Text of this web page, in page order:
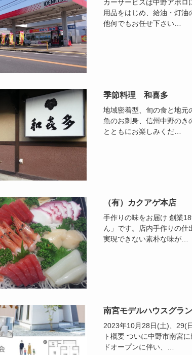
カーサービスは中野アポロ
用品をはじめ、給油・灯
他何でもお任せ下さい…
季節料理 和喜多
地域密着型、旬の食と地元
魚のお刺身、信州中野のき
とともにお楽しみくだ…
（有）カクアゲ本店
手作りの味をお届け 創業
ん」です。店内手作りの仕
実現できない素朴な味が…
南宮モデルハウスグラ
2023年10月28日(土)、29(
ト概要 ついに中野市南宮
ドオープンに伴い、…